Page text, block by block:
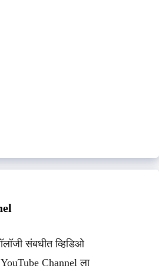
संबधीत व्हिडिओ
YouTube Channel ला